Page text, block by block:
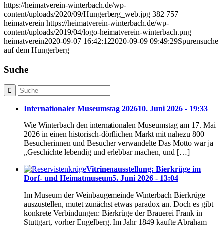
https://heimatverein-winterbach.de/wp-
content/uploads/2020/09/Hungerberg_web.jpg 382 757
heimatverein https://heimatverein-winterbach.de/wp-
content/uploads/2019/04/logo-heimatverein-winterbach.png
heimatverein2020-09-07 16:42:122020-09-09 09:49:29Spurensuche
auf dem Hungerberg
Suche
Internationaler Museumstag 202610. Juni 2026 - 19:33
Wie Winterbach den internationalen Museumstag am 17. Mai
2026 in einen historisch-dörflichen Markt mit nahezu 800
Besucherinnen und Besucher verwandelte Das Motto war ja
„Geschichte lebendig und erlebbar machen, und […]
Vitrinenausstellung: Bierkrüge im
Dorf- und Heimatmuseum5. Juni 2026 - 13:04
Im Museum der Weinbaugemeinde Winterbach Bierkrüge
auszustellen, mutet zunächst etwas paradox an. Doch es gibt
konkrete Verbindungen: Bierkrüge der Brauerei Frank in
Stuttgart, vorher Engelberg. Im Jahr 1849 kaufte Abraham